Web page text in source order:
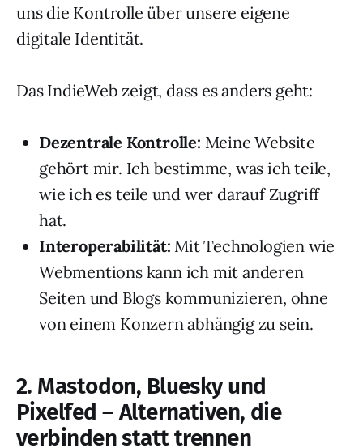
uns die Kontrolle über unsere eigene
digitale Identität.
Das IndieWeb zeigt, dass es anders geht:
Dezentrale Kontrolle: Meine Website
gehört mir. Ich bestimme, was ich teile,
wie ich es teile und wer darauf Zugriff
hat.
Interoperabilität: Mit Technologien wie
Webmentions kann ich mit anderen
Seiten und Blogs kommunizieren, ohne
von einem Konzern abhängig zu sein.
2. Mastodon, Bluesky und
Pixelfed – Alternativen, die
verbinden statt trennen